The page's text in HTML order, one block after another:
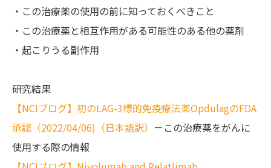
・この治療薬の使用の前に知っておくべきこと
・この治療薬と相互作用がある可能性のある他の薬剤
・起こりうる副作用
研究結果
【NCIブログ】初のLAG-3標的免疫療法薬OpdulagのFDA
承認（2022/04/06)（日本語訳） －この治療薬をがんに
使用する際の情報